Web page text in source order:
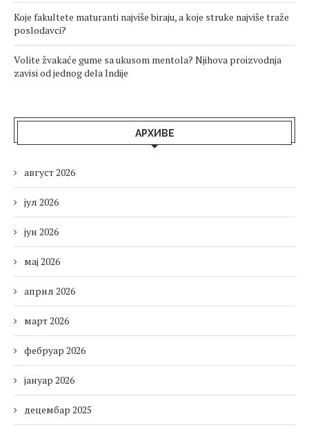
Koje fakultete maturanti najviše biraju, a koje struke najviše traže
poslodavci?
Volite žvakaće gume sa ukusom mentola? Njihova proizvodnja
zavisi od jednog dela Indije
АРХИВЕ
август 2026
јул 2026
јун 2026
мај 2026
април 2026
март 2026
фебруар 2026
јануар 2026
децембар 2025